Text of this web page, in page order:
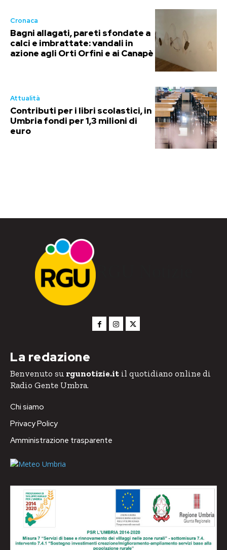
Cronaca
Bagni allagati, pareti sfondate a
calci e imbrattate: vandali in
azione agli Orti Orfini e ai Canapè
Attualità
Contributi per i libri scolastici, in
Umbria fondi per 1,3 milioni di
euro
RGU Notizie
La redazione
Benvenuto su rgunotizie.it il quotidiano online di
Radio Gente Umbra.
Chi siamo
Privacy Policy
Amministrazione trasparente